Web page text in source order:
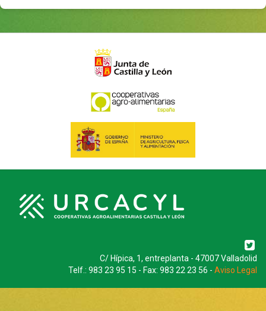
C/ Hípica, 1, entreplanta - 47007 Valladolid
Telf.: 983 23 95 15 - Fax: 983 22 23 56 - Aviso Legal